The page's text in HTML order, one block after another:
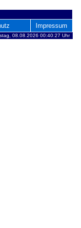
Impressum
08.08.2026 00:40:27 Uhr